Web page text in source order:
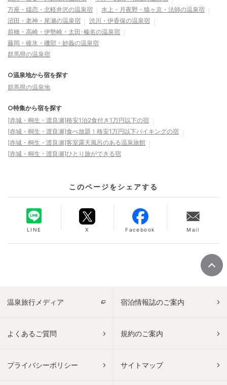
万座・嬬恋・北軽井沢の温泉宿
水上・月夜野・猿ヶ京・法師の温泉宿
沼田・老神・尾瀬の温泉宿
渋川・伊香保の温泉宿
前橋・高崎・伊勢崎・太田･榛名の温泉宿
藤岡・碓氷・磯部・妙義の温泉宿
群馬県の温泉宿
○温泉地から宿を探す
群馬県の温泉地
○特集から宿を探す
[赤城・桐生・渡良瀬]格安1泊2食付き1万円以下の宿
[赤城・桐生・渡良瀬]食べ放題！格安1万円以下バイキングの宿
[赤城・桐生・渡良瀬]客室露天風呂のある温泉旅館
[赤城・桐生・渡良瀬]ひとり旅ができる宿
このページをシェアする
LINE X Facebook Mail
温泉旅行メディア 宿泊情報誌のご案内
よくあるご質問 規約のご案内
プライバシーポリシー サイトマップ